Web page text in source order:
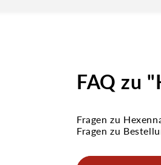
FAQ zu
Fragen zu
Fragen zu